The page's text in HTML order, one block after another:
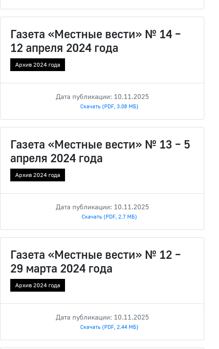
Газета «Местные вести» № 14 –
12 апреля 2024 года
Архив 2024 года
Дата публикации: 10.11.2025
Скачать (PDF, 3.08 МБ)
Газета «Местные вести» № 13 – 5
апреля 2024 года
Архив 2024 года
Дата публикации: 10.11.2025
Скачать (PDF, 2.7 МБ)
Газета «Местные вести» № 12 –
29 марта 2024 года
Архив 2024 года
Дата публикации: 10.11.2025
Скачать (PDF, 2.44 МБ)